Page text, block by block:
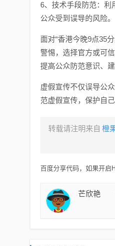
6、技术手段防范：利
公众受到误导的风险。
面对“香港今晚9点35
警惕，选择官方或可
提高公众防范意识、
虚假宣传不仅误导公
范虚假宣传，保护自
转载请注明来自 橙
百度分享代码，如果开启
芒欣艳